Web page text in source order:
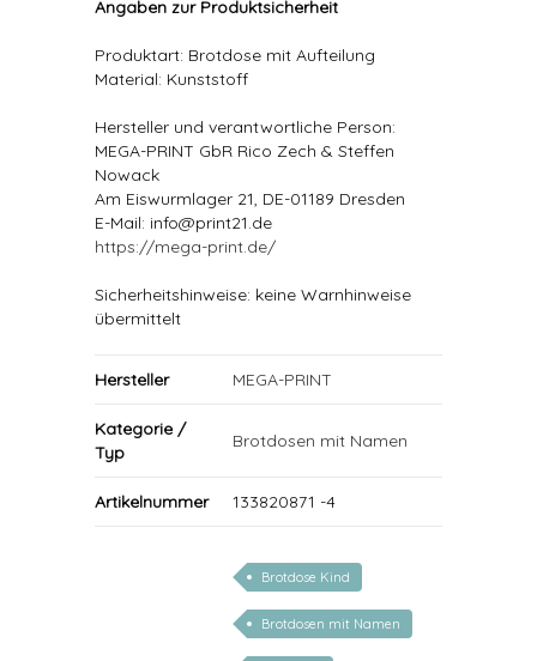
Angaben zur Produktsicherheit
Produktart: Brotdose mit Aufteilung
Material: Kunststoff
Hersteller und verantwortliche Person:
MEGA-PRINT GbR Rico Zech & Steffen
Nowack
Am Eiswurmlager 21, DE-01189 Dresden
E-Mail: info@print21.de
https://mega-print.de/
Sicherheitshinweise: keine Warnhinweise
übermittelt
Hersteller MEGA-PRINT
Kategorie /
Typ
Brotdosen mit Namen
Artikelnummer 133820871 -4
Brotdose Kind
Brotdosen mit Namen